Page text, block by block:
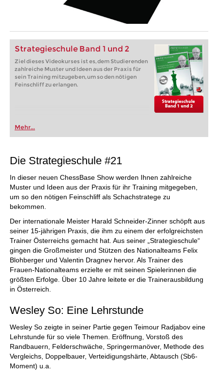
Strategieschule Band 1 und 2
Ziel dieses Videokurses ist es, dem Studierenden
zahlreiche Muster und Ideen aus der Praxis für
sein Training mitzugeben, um so den nötigen
Feinschliff zu erlangen.
Mehr...
Die Strategieschule #21
In dieser neuen ChessBase Show werden Ihnen zahlreiche
Muster und Ideen aus der Praxis für ihr Training mitgegeben,
um so den nötigen Feinschliff als Schachstratege zu
bekommen.
Der internationale Meister Harald Schneider-Zinner schöpft aus
seiner 15-jährigen Praxis, die ihm zu einem der erfolgreichsten
Trainer Österreichs gemacht hat. Aus seiner „Strategieschule“
gingen die Großmeister und Stützen des Nationalteams Felix
Blohberger und Valentin Dragnev hervor. Als Trainer des
Frauen-Nationalteams erzielte er mit seinen Spielerinnen die
größten Erfolge. Über 10 Jahre leitete er die Trainerausbildung
in Österreich.
Wesley So: Eine Lehrstunde
Wesley So zeigte in seiner Partie gegen Teimour Radjabov eine
Lehrstunde für so viele Themen. Eröffnung, Vorstoß des
Randbauern, Felderschwäche, Springermanöver, Methode des
Vergleichs, Doppelbauer, Verteidigungshärte, Abtausch (Sb6-
Moment) u.a.